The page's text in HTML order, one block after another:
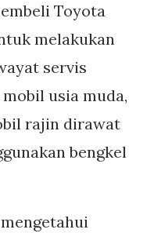
Toyota
melakukan
servis
usia muda,
rajin dirawat
bengkel